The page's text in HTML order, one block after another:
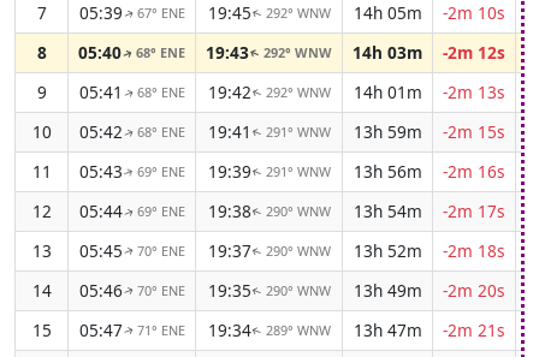
7
05:39↑ 67° ENE 19:45↑ 292° WNW 14h 05m
-2m 10s
8
05:40↑68° ENE 19:43↑292° WNW 14h 03m
-2m 12s
9
05:41 ↑ 68° ENE 19:42↑ 292° WNW 14h 01m
-2m 13s
10
05:42↑ 68° ENE 19:41 ↑ 291° WNW 13h 59m
-2m 15s
11
05:43↑ 69° ENE 19:39↑ 291° WNW 13h 56m
-2m 16s
12
05:44↑ 69° ENE 19:38↑ 290° WNW 13h 54m
-2m 17s
13
05:45↑ 70° ENE 19:37↑ 290° WNW 13h 52m
-2m 18s
14
05:46↑ 70° ENE 19:35↑ 290° WNW 13h 49m
-2m 20s
15
05:47↑ 71° ENE 19:34↑ 289° WNW 13h 47m
-2m 21s